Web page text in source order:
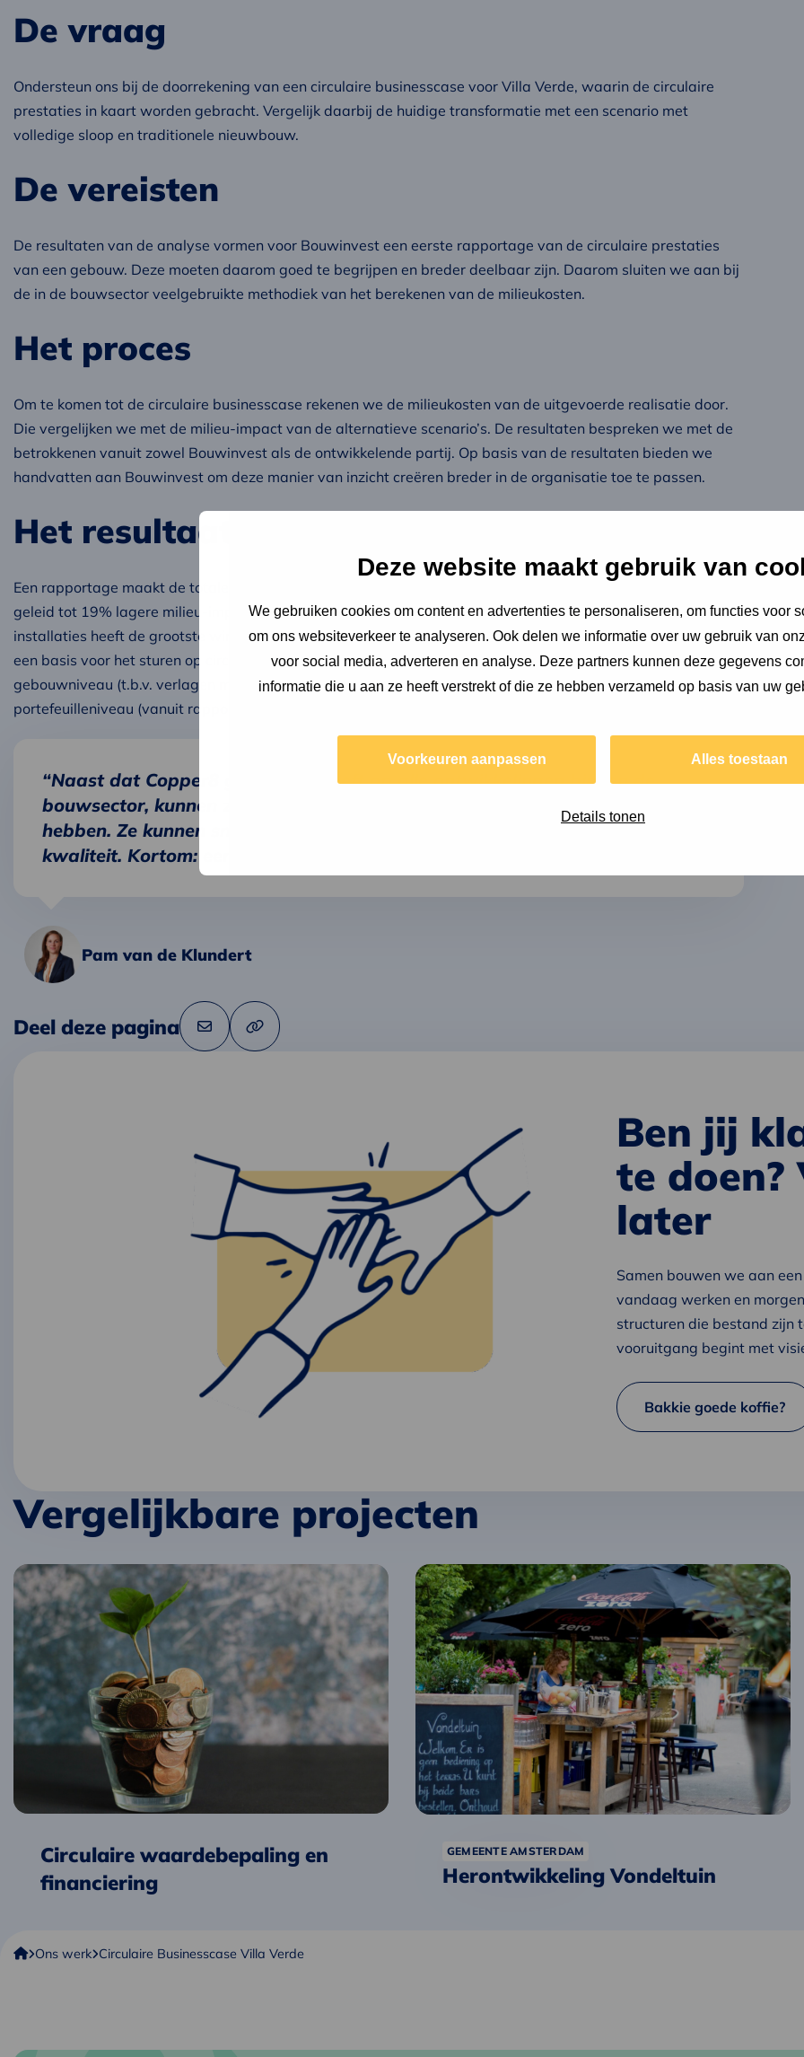
Deze website maakt gebruik van
We gebruiken cookies om content en advertenties te personaliseren, om functies voor
om ons websiteverkeer te analyseren. Ook delen we informatie over uw gebruik van
voor social media, adverteren en analyse. Deze partners kunnen deze gegevens
informatie die u aan ze heeft verstrekt of die ze hebben verzameld op basis van uw
Voorkeuren aanpassen Alles toestaan
Details tonen
De vraag
Ondersteun ons bij de doorrekening van een circulaire businesscase voor Villa Verde, waarin de circulaire
prestaties in kaart worden gebracht. Vergelijk daarbij de huidige transformatie met een scenario met
volledige sloop en traditionele nieuwbouw.
De vereisten
De resultaten van de analyse vormen voor Bouwinvest een eerste rapportage van de circulaire prestaties
van een gebouw. Deze moeten daarom goed te begrijpen en breder deelbaar zijn. Daarom sluiten we aan bij
de in de bouwsector veelgebruikte methodiek van het berekenen van de milieukosten.
Het proces
Om te komen tot de circulaire businesscase rekenen we de milieukosten van de uitgevoerde realisatie door.
Die vergelijken we met de milieu-impact van de alternatieve scenario’s. De resultaten bespreken we met de
betrokkenen vanuit zowel Bouwinvest als de ontwikkelende partij. Op basis van de resultaten bieden we
handvatten aan Bouwinvest om deze manier van inzicht creëren breder in de organisatie toe te passen.
Het resultaat
Een rapportage maakt de totale milieukosten van Villa Verde inzichtelijk: de circulaire transformatie heeft
geleid tot 19% lagere milieu-impact. Het behoud van de betonnen vloeren en losmaakbaarheid van
installaties heeft de grootste winst opgeleverd. De conclusies vanuit de doorrekening van Villa Verde bieden
een basis voor het sturen op circulariteit vanuit Bouwinvest. Daarbij gaat het om sturen op zowel
gebouwniveau (t.b.v. verlagen milieu-impact), toekomstige projecten (t.b.v. te maken keuzes) als
portefeuilleniveau (vanuit rapportage).
“Naast dat Copper8 goed zicht heeft op alle ontwikkelingen binnen de
bouwsector, kunnen zij zich verplaatsen in de positie die wij als belegger
hebben. Ze kunnen snel schakelen, denken pragmatisch mee en leveren
kwaliteit. Kortom: een fijne samenwerkingspartner.”
Pam van de Klundert
Deel deze pagina
Deel
via
Link
naar
Ben jij
te doen?
later
Samen bouwen we aan
vandaag werken en
structuren die bestand zijn
vooruitgang begint met
Bakkie goede koffie?
Vergelijkbare projecten
Circulaire waardebepaling en
financiering
Lees
meer
over
Circulaire
waardebepaling
en
financiering
GEMEENTE AMSTERDAM
Herontwikkeling Vondeltuin
Lees
meer
over
Herontwikkeling
Vondeltuin
Copper8
Ons werk Circulaire Businesscase Villa Verde